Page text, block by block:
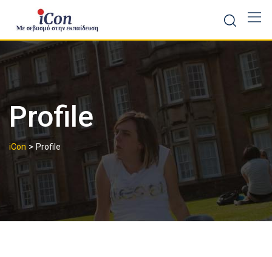
content
Profile
iCon > Profile